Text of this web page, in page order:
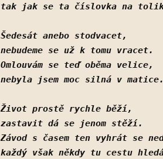
tak jak se ta číslovka na
Šedesát anebo stodvacet,
nebudeme se už k tomu vracet.
Omlouvám se teď oběma velice,
nebyla jsem moc silná v matice.
Život prostě rychle běží,
zastavit dá se jenom stěží.
Závod s časem ten vyhrát se
každý však někdy tu cestu